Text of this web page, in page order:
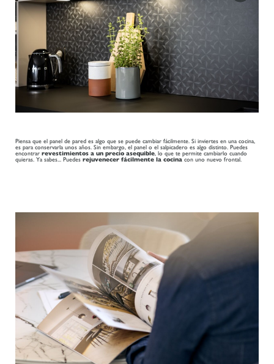
Piensa que el panel de pared es algo que se puede cambiar fácilmente. Si inviertes en una cocina,
es para conservarla unos años. Sin embargo, el panel o el salpicadero es algo distinto. Puedes
encontrar revestimientos a un precio asequible , lo que te permite cambiarlo cuando
quieras. Ya sabes... Puedes rejuvenecer fácilmente la cocinacon uno nuevo frontal.